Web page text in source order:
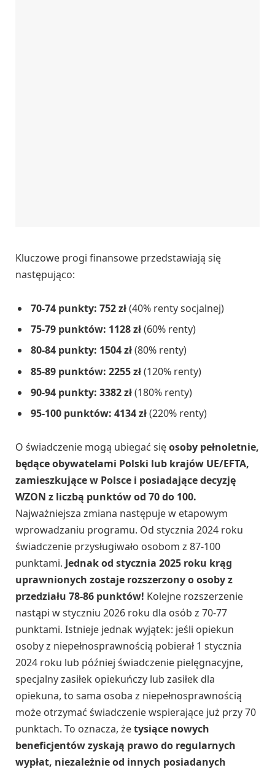
Kluczowe progi finansowe przedstawiają się
następująco:
70-74 punkty: 752 zł(40% renty socjalnej)
75-79 punktów: 1128 zł(60% renty)
80-84 punkty: 1504 zł(80% renty)
85-89 punktów: 2255 zł(120% renty)
90-94 punkty: 3382 zł(180% renty)
95-100 punktów: 4134 zł(220% renty)
O świadczenie mogą ubiegać sięosoby pełnoletnie,
będące obywatelami Polski lub krajów UE/EFTA,
zamieszkujące w Polsce i posiadające decyzję
WZON z liczbą punktów od 70 do 100.
Najważniejsza zmiana następuje w etapowym
wprowadzaniu programu. Od stycznia 2024 roku
świadczenie przysługiwało osobom z 87-100
punktami. Jednak od stycznia 2025 roku krąg
uprawnionych zostaje rozszerzony o osoby z
przedziału 78-86 punktów! Kolejne rozszerzenie
nastąpi w styczniu 2026 roku dla osób z 70-77
punktami. Istnieje jednak wyjątek: jeśli opiekun
osoby z niepełnosprawnością pobierał 1 stycznia
2024 roku lub później świadczenie pielęgnacyjne,
specjalny zasiłek opiekuńczy lub zasiłek dla
opiekuna, to sama osoba z niepełnosprawnością
może otrzymać świadczenie wspierające już przy 70
punktach. To oznacza, żetysiące nowych
beneficjentów zyskają prawo do regularnych
wypłat, niezależnie od innych posiadanych